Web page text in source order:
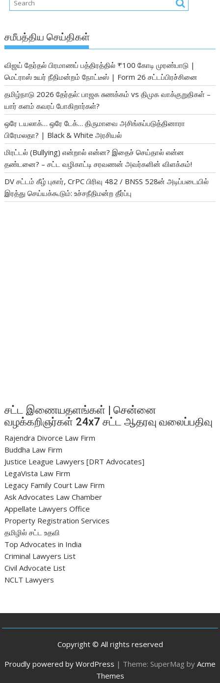
சமீபத்திய செய்திகள்
விஜய் தேர்தல் பிரமாணப் பத்திரத்தில் ₹100 கோடி முரண்பாடு |
மெட்ராஸ் உயர் நீதிமன்றம் நோட்டீஸ் | Form 26 சட்டப்பிரச்சினை
தமிழ்நாடு 2026 தேர்தல்: பாஜக சுணக்கம் vs திமுக வாக்குறுதிகள் –
யார் களம் கவரப் போகிறார்கள்?
ஒரே டயலாக்… ஒரே டேக்… திருமாவை அசிங்கப்படுத்தினாரா
பிரேமலதா? | Black & White அரசியல்
மிரட்டல் (Bullying) என்றால் என்ன? இதைச் செய்தால் என்ன
தண்டனை? – சட்ட வழிகாட்டி சரவணன் அவர்களின் விளக்கம்!
DV சட்டம் கீழ் புகார், CrPC பிரிவு 482 / BNSS 528ன் அடிப்படையில்
இரத்து செய்யக்கூடும்: உச்சநீதிமன்ற தீர்ப்பு
சட்ட இணையதளங்கள் | சென்னை
வழக்கறிஞர்கள் 24x7 சட்ட ஆதரவு வலைப்பதிவு
Rajendra Divorce Law Firm
Buddha Law Firm
Justice League Lawyers [DRT Advocates]
LegaVista Law Firm
Legacy Family Court Law Firm
Ask Advocates Law Chamber
Appellate Lawyers Office
Property Registration Services
தமிழில் சட்ட உதவி
Top Advocates in India
Criminal Lawyers List
Civil Advocate List
NCLT Lawyers
Copyright © All rights reserved
Proudly powered by WordPress | Theme: SuperMag by Acme
Themes